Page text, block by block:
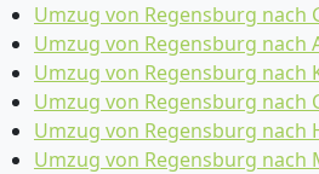
Umzug von Regensburg nach
Umzug von Regensburg nach
Umzug von Regensburg nach
Umzug von Regensburg nach
Umzug von Regensburg nach
Umzug von Regensburg nach